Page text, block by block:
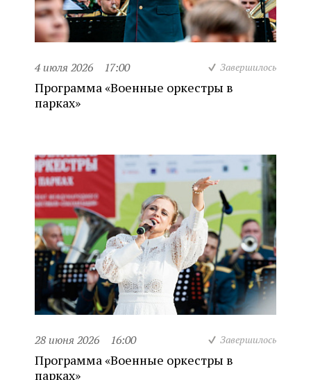
4 июля 2026 17:00 Завершилось
Программа «Военные оркестры в
парках»
28 июня 2026 16:00 Завершилось
Программа «Военные оркестры в
парках»